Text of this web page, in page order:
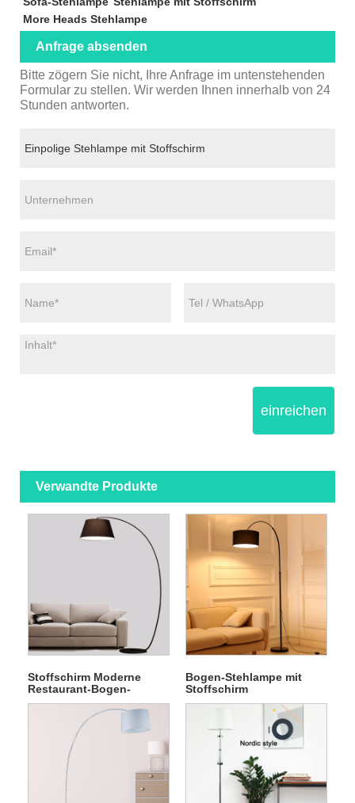
More Heads Stehlampe
Anfrage absenden
Bitte zögern Sie nicht, Ihre Anfrage im untenstehenden
Formular zu stellen. Wir werden Ihnen innerhalb von 24
Stunden antworten.
einreichen
Verwandte Produkte
Stoffschirm Moderne
Restaurant-Bogen-
Stehlampe
Bogen-Stehlampe mit
Stoffschirm